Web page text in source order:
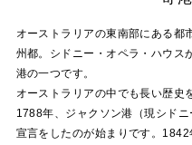
オーストラリアの東南部にある都
州都。シドニー・オペラ・ハウス
港の一つです。
オーストラリアの中でも長い歴史
1788年、ジャクソン港（現シド
宣言をしたのが始まりです。